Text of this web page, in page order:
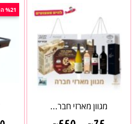
מגוון מארזי חבר...
%21 הנחה